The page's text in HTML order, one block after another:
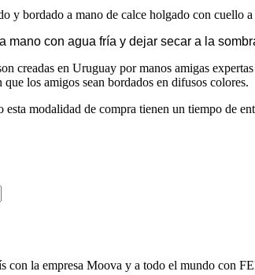
y bordado a mano de calce holgado con cuello a
mano con agua fría y dejar secar a la
creadas en Uruguay por manos amigas
los amigos sean bordados en difusos colores.
modalidad de compra tienen un tiempo de
con la empresa Moova y a todo el mundo con